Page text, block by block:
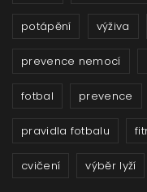
potápění výživa
prevence nemocí
fotbal prevence
pravidla fotbalu
cvičení výběr lyží